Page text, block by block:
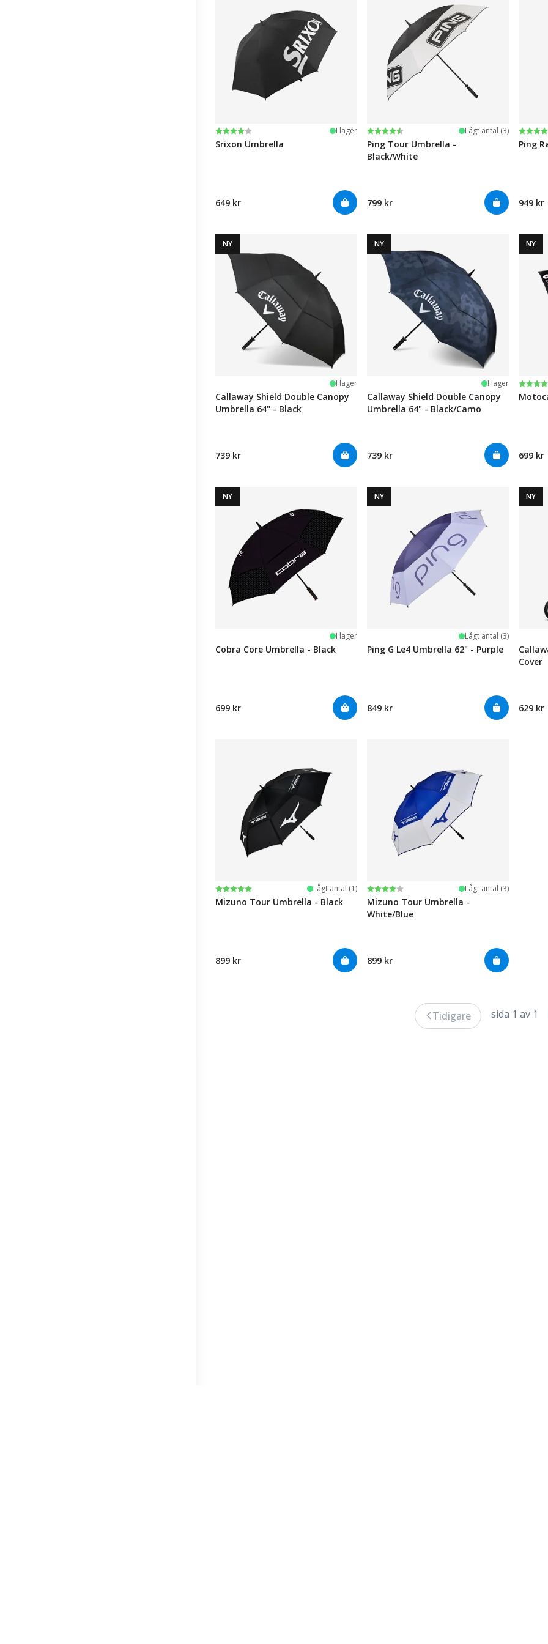
Betyg:
4.0 utav 5 stjärnor I lager
Srixon Umbrella
649 kr
Betyg:
4.4 utav 5 stjärnor Lågt antal (3)
Ping Tour Umbrella -
Black/White
799 kr
4.4
Ping
949 kr
NY
I lager
Callaway Shield Double Canopy
Umbrella 64" - Black
739 kr
NY
I lager
Callaway Shield Double Canopy
Umbrella 64" - Black/Camo
739 kr
NY
5.0
699 kr
NY
I lager
Cobra Core Umbrella - Black
699 kr
NY
Lågt antal (3)
Ping G Le4 Umbrella 62" - Purple
849 kr
NY
Cover
629 kr
Betyg:
5.0 utav 5 stjärnor Lågt antal (1)
Mizuno Tour Umbrella - Black
899 kr
Betyg:
4.0 utav 5 stjärnor Lågt antal (3)
Mizuno Tour Umbrella -
White/Blue
899 kr
Tidigare sida 1 av 1